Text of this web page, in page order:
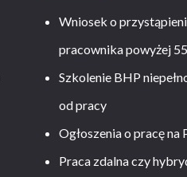
Wniosek o
pracownika powyżej
Szkolenie BHP
od pracy
Ogłoszenia o pracę
Praca zdalna czy